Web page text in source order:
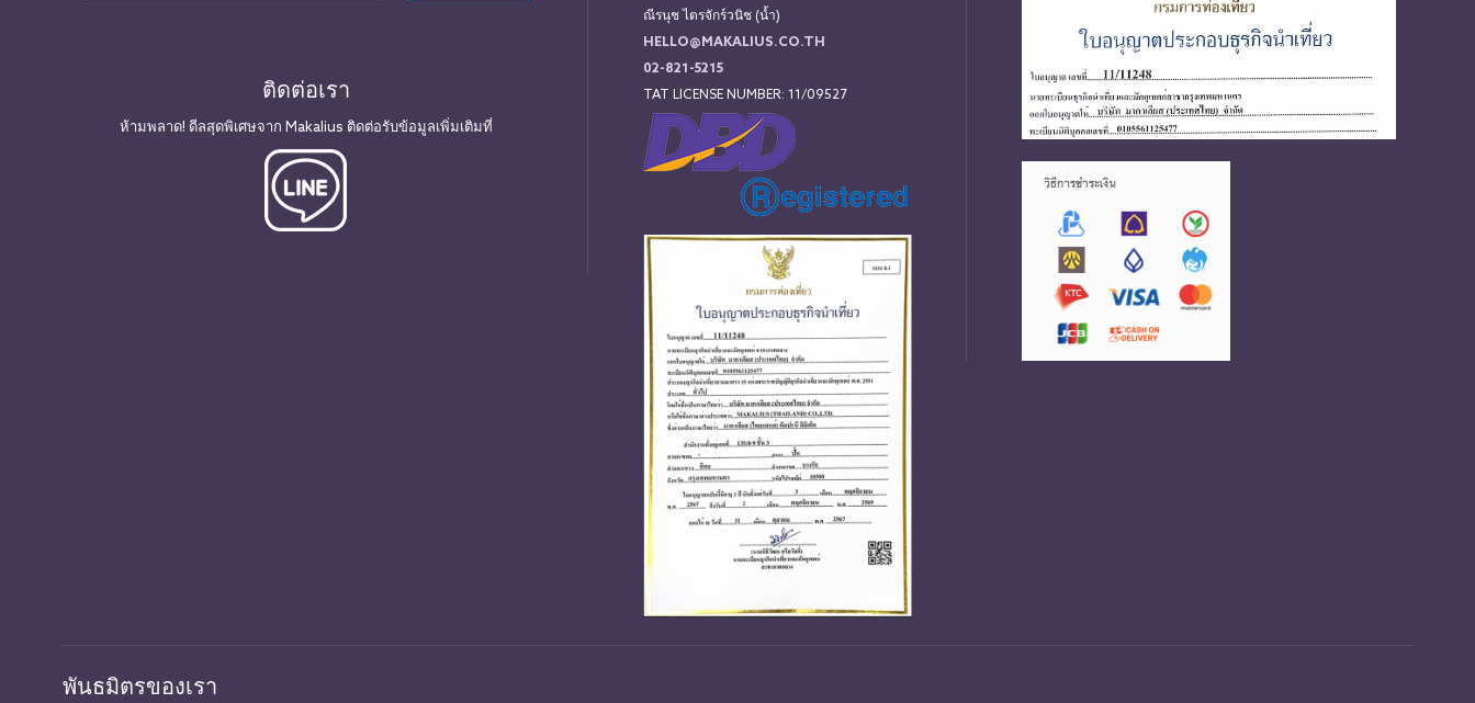
ติดต่อเรา
ห้ามพลาด! ดีลสุดพิเศษจาก Makalius ติดต่อรับข้อมูลเพิ่มเติมที่
ณีรนุช ไตรจักร์วนิช (น้ำ)
HELLO@MAKALIUS.CO.TH
02-821-5215
TAT LICENSE NUMBER: 11/09527
พันธมิตรของเรา